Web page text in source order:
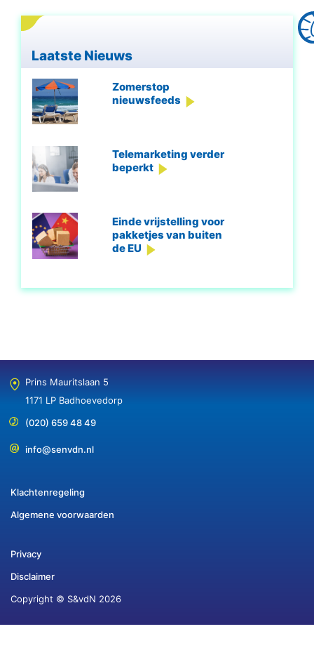
Laatste Nieuws
Zomerstop
nieuwsfeeds
Telemarketing verder
beperkt
Einde vrijstelling voor
pakketjes van buiten
de EU
Prins Mauritslaan 5
1171 LP Badhoevedorp
(020) 659 48 49
info@senvdn.nl
Klachtenregeling
Algemene voorwaarden
Privacy
Disclaimer
Copyright © S&vdN 2026